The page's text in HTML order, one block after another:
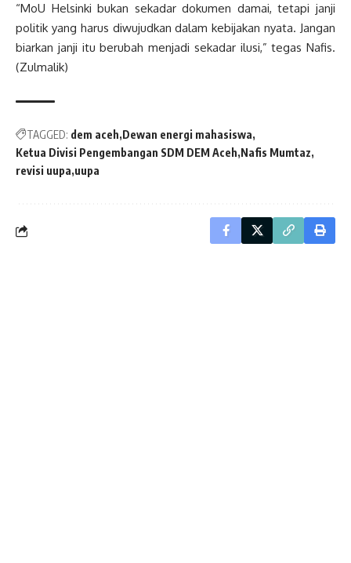
“MoU Helsinki bukan sekadar dokumen damai, tetapi janji
politik yang harus diwujudkan dalam kebijakan nyata. Jangan
biarkan janji itu berubah menjadi sekadar ilusi,” tegas Nafis.
(Zulmalik)
TAGGED: dem aceh Dewan energi mahasiswa
Ketua Divisi Pengembangan SDM DEM Aceh Nafis Mumtaz
revisi uupa uupa